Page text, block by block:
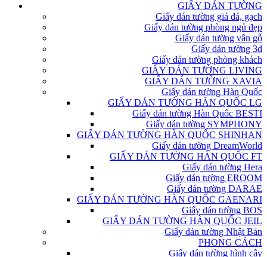
GIẤY DÁN TƯỜNG
Giấy dán tường giả đá, gạch
Giấy dán tường phòng ngủ đẹp
Giấy dán tường vân gỗ
Giấy dán tường 3d
Giấy dán tường phòng khách
GIẤY DÁN TƯỜNG LIVING
GIẤY DÁN TƯỜNG XAVIA
Giấy dán tường Hàn Quốc
GIẤY DÁN TƯỜNG HÀN QUỐC LG
Giấy dán tường Hàn Quốc BESTI
Giấy dán tường SYMPHONY
GIẤY DÁN TƯỜNG HÀN QUỐC SHINHAN
Giấy dán tường DreamWorld
GIẤY DÁN TƯỜNG HÀN QUỐC FT
Giấy dán tường Hera
Giấy dán tường EROOM
Giấy dán tường DARAE
GIẤY DÁN TƯỜNG HÀN QUỐC GAENARI
Giấy dán tường BOS
GIẤY DÁN TƯỜNG HÀN QUỐC JEIL
Giấy dán tường Nhật Bản
PHONG CÁCH
Giấy dán tường hình cây